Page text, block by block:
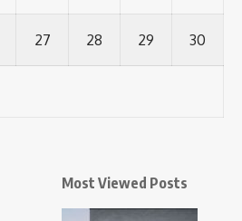
27 28 29 30
Most Viewed Posts